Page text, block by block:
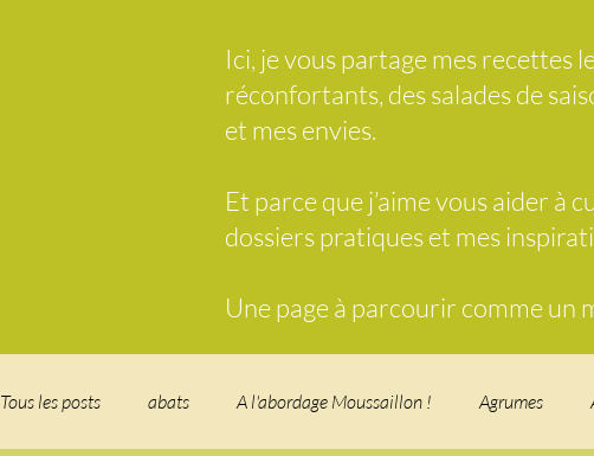
Ici, je vous partage mes recettes
réconfortants, des salades de
et mes envies.
Et parce que j’aime vous aider à
dossiers pratiques et mes
Une page à parcourir comme un
Tous les posts abats A l'abordage Moussaillon ! Agrumes